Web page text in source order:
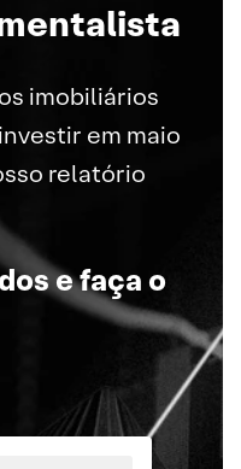
imobiliários
em maio
relatório
e faça o